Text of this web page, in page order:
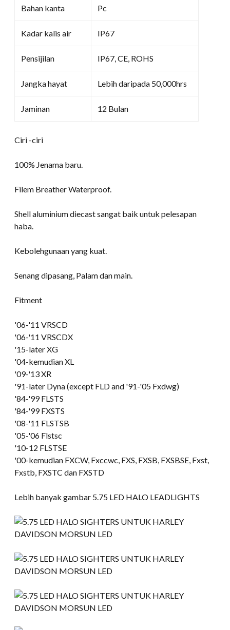
Bahan kanta Pc
Kadar kalis air IP67
Pensijilan IP67, CE, ROHS
Jangka hayat Lebih daripada 50,000hrs
Jaminan 12 Bulan
Ciri -ciri
100% Jenama baru.
Filem Breather Waterproof.
Shell aluminium diecast sangat baik untuk pelesapan
haba.
Kebolehgunaan yang kuat.
Senang dipasang, Palam dan main.
Fitment
'06-'11 VRSCD
'06-'11 VRSCDX
'15-later XG
'04-kemudian XL
'09-'13 XR
'91-later Dyna(except FLD and '91-'05 Fxdwg)
'84-'99 FLSTS
'84-'99 FXSTS
'08-'11 FLSTSB
'05-'06 Flstsc
'10-12 FLSTSE
'00-kemudian FXCW, Fxccwc, FXS, FXSB, FXSBSE, Fxst,
Fxstb, FXSTC dan FXSTD
Lebih banyak gambar 5.75 LED HALO LEADLIGHTS